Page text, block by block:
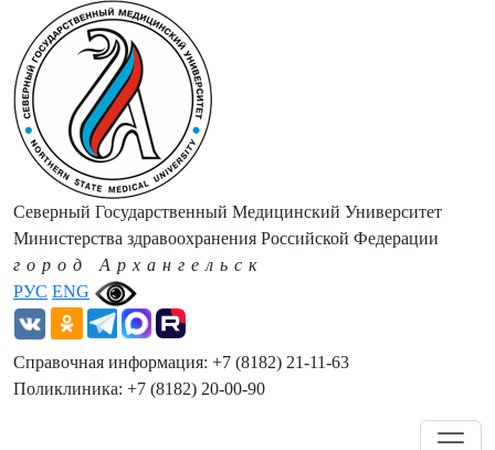
РУС ENG
Северный Государственный Медицинский Университет
Министерства здравоохранения Российской Федерации
город Архангельск
Справочная информация: +7 (8182) 21-11-63
Поликлиника: +7 (8182) 20-00-90